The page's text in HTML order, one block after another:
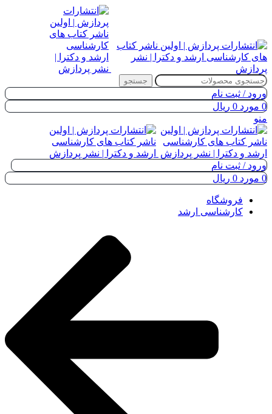
جستجو
ورود / ثبت نام
0 مورد 0 ریال
منو
ورود / ثبت نام
0 مورد 0 ریال
فروشگاه
کارشناسی ارشد